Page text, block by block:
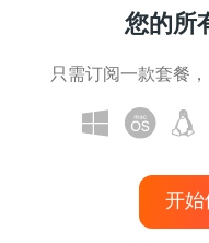
您的所
只需订阅一款套餐
开始